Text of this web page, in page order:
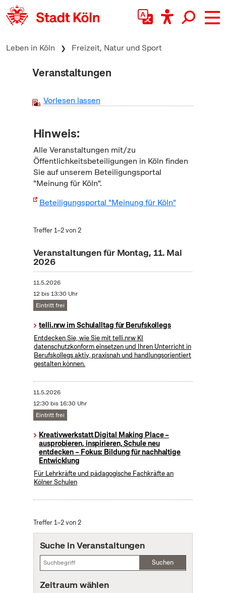
zum Inhalt springen
Leben in Köln Freizeit, Natur und Sport
Veranstaltungen
Vorlesen lassen
Hinweis:
Alle Veranstaltungen mit/zu
Öffentlichkeitsbeteiligungen in Köln finden
Sie auf unserem Beteiligungsportal
"Meinung für Köln".
Beteiligungsportal "Meinung für Köln"
Treffer 1–2 von 2
Veranstaltungen für Montag, 11. Mai
2026
11.5.2026
12 bis 13:30 Uhr
Eintritt frei
telli.nrw im Schulalltag für Berufskollegs
Entdecken Sie, wie Sie mit telli.nrw KI
datenschutzkonform einsetzen und Ihren Unterricht in
Berufskollegs aktiv, praxisnah und handlungsorientiert
gestalten können.
11.5.2026
12:30 bis 16:30 Uhr
Eintritt frei
Kreativwerkstatt Digital Making Place –
ausprobieren, inspirieren, Schule neu
entdecken – Fokus: Bildung für nachhaltige
Entwicklung
Für Lehrkräfte und pädagogische Fachkräfte an
Kölner Schulen
Treffer 1–2 von 2
Suche in Veranstaltungen
Suchen
Zeitraum wählen